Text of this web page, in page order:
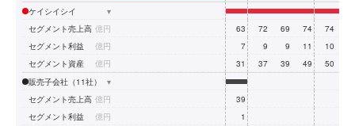
ケイシイシイ
▾
セグメント売上高 億円 63 72 69 74 74
セグメント利益
億円 7 9 9 11 10
セグメント資産
億円 31 37 39 49 50
販売子会社（11社）
▾
セグメント売上高 億円
39
セグメント利益
億円
1